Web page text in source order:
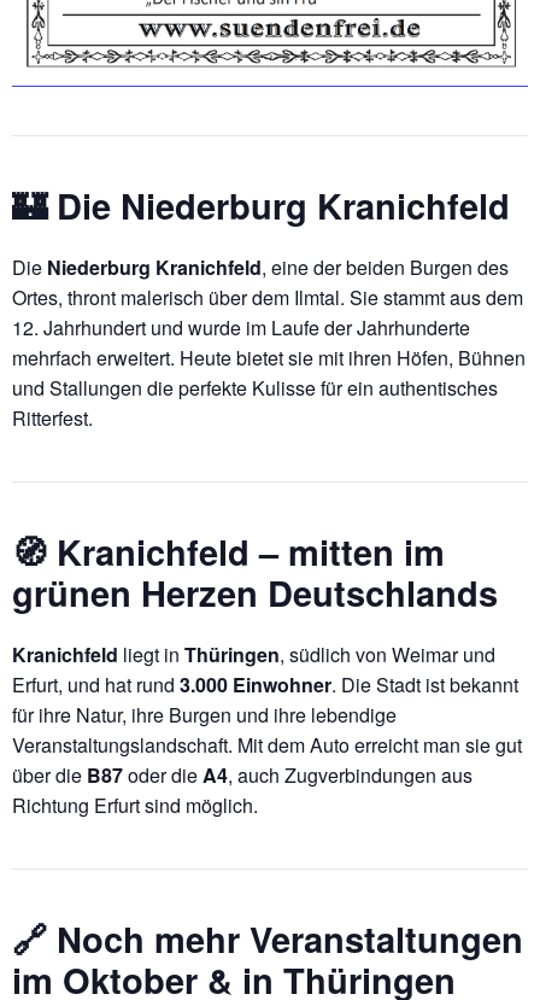
🏰 Die Niederburg Kranichfeld
Die Niederburg Kranichfeld, eine der beiden Burgen des
Ortes, thront malerisch über dem Ilmtal. Sie stammt aus dem
12. Jahrhundert und wurde im Laufe der Jahrhunderte
mehrfach erweitert. Heute bietet sie mit ihren Höfen, Bühnen
und Stallungen die perfekte Kulisse für ein authentisches
Ritterfest.
🧭 Kranichfeld – mitten im
grünen Herzen Deutschlands
Kranichfeld liegt in Thüringen, südlich von Weimar und
Erfurt, und hat rund 3.000 Einwohner. Die Stadt ist bekannt
für ihre Natur, ihre Burgen und ihre lebendige
Veranstaltungslandschaft. Mit dem Auto erreicht man sie gut
über die B87oder dieA4, auch Zugverbindungen aus
Richtung Erfurt sind möglich.
🔗 Noch mehr Veranstaltungen
im Oktober & in Thüringen